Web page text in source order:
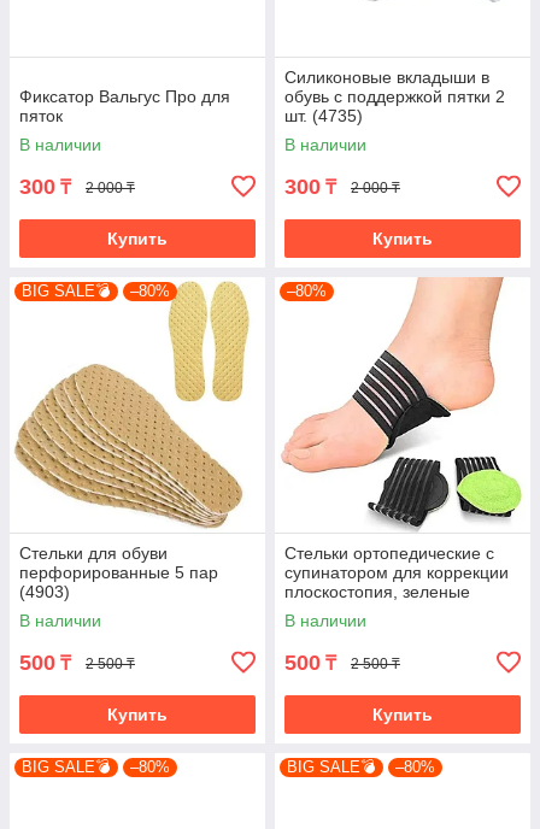
Фиксатор Вальгус Про для
пяток
В наличии
300 ₸ 2 000 ₸
Купить
Силиконовые вкладыши в
обувь с поддержкой пятки 2
шт. (4735)
В наличии
300 ₸ 2 000 ₸
Купить
BIG SALE💣 –80%
Стельки для обуви
перфорированные 5 пар
(4903)
В наличии
500 ₸ 2 500 ₸
Купить
–80%
Стельки ортопедические с
супинатором для коррекции
плоскостопия, зеленые
(4782-1)
В наличии
500 ₸ 2 500 ₸
Купить
BIG SALE💣 –80% BIG SALE💣 –80%